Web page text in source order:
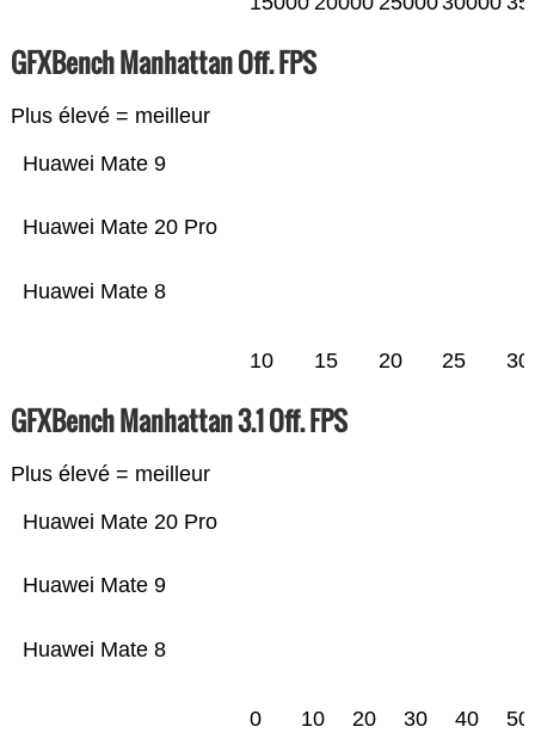
GFXBench Manhattan Off. FPS
Plus élevé = meilleur
Huawei Mate 8
Huawei Mate 20 Pro
Huawei Mate 9
10 15 20 25 30
GFXBench Manhattan 3.1 Off. FPS
Plus élevé = meilleur
Huawei Mate 8
Huawei Mate 9
Huawei Mate 20 Pro
0 10 20 30 40 50